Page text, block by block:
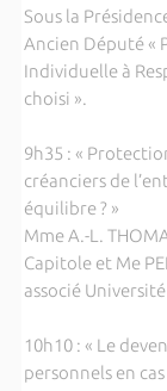
Sous la
Ancien Député «
Individuelle à
choisi ».
9h35 : «
créanciers de
équilibre ? »
Mme A.-L.
Capitole et Me
associé
10h10 : « Le
personnels en